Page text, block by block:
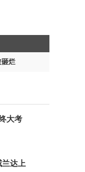
砸烂
大考
兰达上